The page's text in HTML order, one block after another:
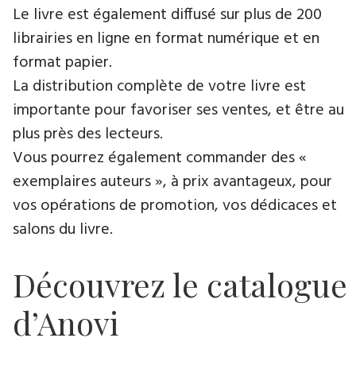
Le livre est également diffusé sur plus de 200
librairies en ligne en format numérique et en
format papier.
La distribution complète de votre livre est
importante pour favoriser ses ventes, et être au
plus près des lecteurs.
Vous pourrez également commander des «
exemplaires auteurs », à prix avantageux, pour
vos opérations de promotion, vos dédicaces et
salons du livre.
Découvrez le catalogue
d’Anovi